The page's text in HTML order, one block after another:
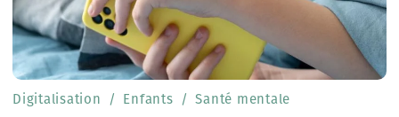
Digitalisation Enfants Santé mentale